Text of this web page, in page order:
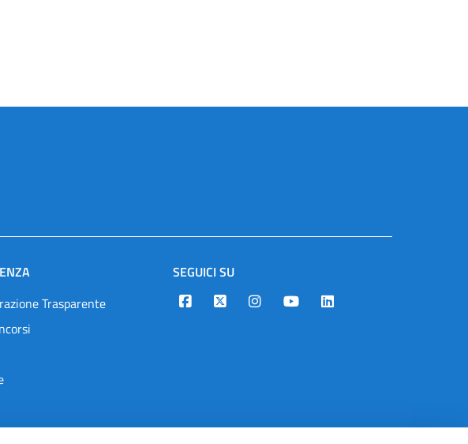
Trasparente
SEGUICI SU
Designers Italia
TwitterInstagramYoutubeLinkedin